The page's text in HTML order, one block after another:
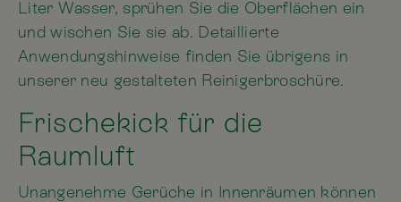
Liter Wasser, sprühen Sie die Oberflächen ein
und wischen Sie sie ab. Detaillierte
Anwendungshinweise finden Sie übrigens in
unserer neu gestalteten Reinigerbroschüre.
Frischekick für die
Raumluft
Unangenehme Gerüche in Innenräumen können